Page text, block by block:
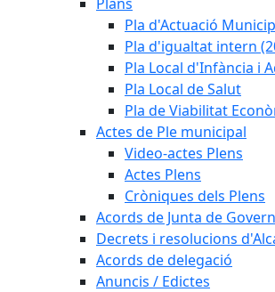
Pla d'Actuació
Pla d'igualtat intern
Pla Local d'Infància i
Pla Local de Salut
Pla de Viabilitat
Actes de Ple municipal
Video-actes Plens
Actes Plens
Cròniques dels Plens
Acords de Junta de
Decrets i resolucions
Acords de delegació
Anuncis / Edictes